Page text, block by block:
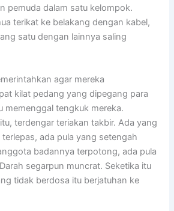
pemuda dalam satu kelompok.
terikat ke belakang dengan kabel,
satu dengan lainnya saling
agar mereka
kilat pedang yang dipegang para
memenggal tengkuk mereka.
terdengar teriakan takbir. Ada yang
ada pula yang setengah
badannya terpotong, ada pula
segarpun muncrat. Seketika itu
tidak berdosa itu berjatuhan ke